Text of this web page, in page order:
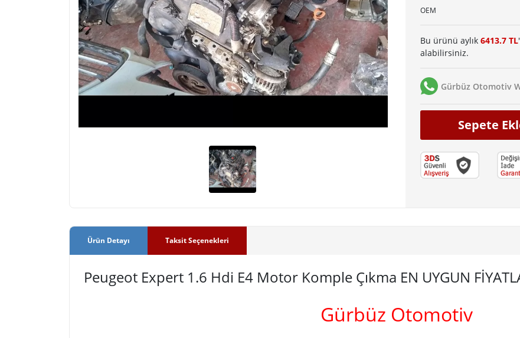
OEM
Bu ürünü aylık 6413.7 TL
alabilirsiniz.
Gürbüz Otomotiv
Sepete
Ürün Detayı Taksit Seçenekleri
Peugeot Expert 1.6 Hdi E4 Motor Komple Çıkma EN UYGUN
Gürbüz Otomotiv